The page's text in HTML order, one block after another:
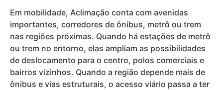
Em mobilidade, Aclimação conta com avenidas
importantes, corredores de ônibus, metrô ou trem
nas regiões próximas. Quando há estações de metrô
ou trem no entorno, elas ampliam as possibilidades
de deslocamento para o centro, polos comerciais e
bairros vizinhos. Quando a região depende mais de
ônibus e vias estruturais, o acesso viário passa a ter